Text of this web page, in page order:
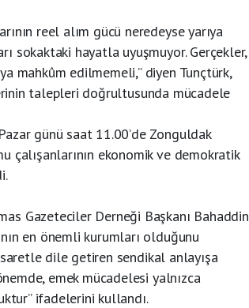
reel alım gücü neredeyse yarıya
sokaktaki hayatla uyuşmuyor. Gerçekler,
mahkûm edilmemeli,” diyen Tunçtürk,
talepleri doğrultusunda mücadele
günü saat 11.00’de Zonguldak
çalışanlarının ekonomik ve demokratik
Gazeteciler Derneği Başkanı Bahaddin
en önemli kurumları olduğunu
dile getiren sendikal anlayışa
emek mücadelesi yalnızca
ifadelerini kullandı.